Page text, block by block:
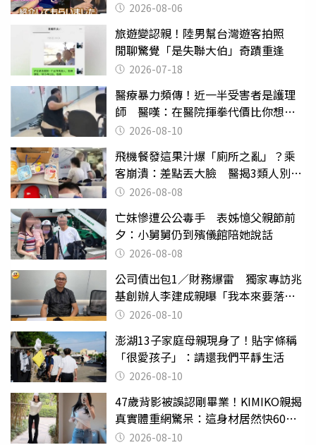
2026-08-06
旅遊變認親！陸男幫台灣遊客拍照
閒聊驚覺「是失聯大伯」奇蹟重逢
2026-07-18
醫療暴力頻傳！近一半受害者是護理
師 醫嘆：在醫院揮拳代價比你想像
的還要大
2026-08-10
飛機餐發這果汁爆「廁所之亂」？乘
客崩潰：差點丟大臉 醫揭3類人別亂
喝 2026-08-08
亡妹慘遭公公毒手 表姊憶父親節前
夕：小舅舅仍到殯儀館陪她說話
2026-08-08
公司債出包1／財務爆雷 獨家專訪兆
基創辦人李建成親曝「我本來要落
跑」2026-08-10
澎湖13子家庭母親現身了！貼字條稱
「很愛孩子」：請還我們平靜生活
2026-08-10
47歲背影被誤認剛畢業！KIMIKO親揭
真實體重網驚呆：這身材居然快60公
斤？2026-08-10